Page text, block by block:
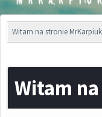
Witam na stronie
Witam